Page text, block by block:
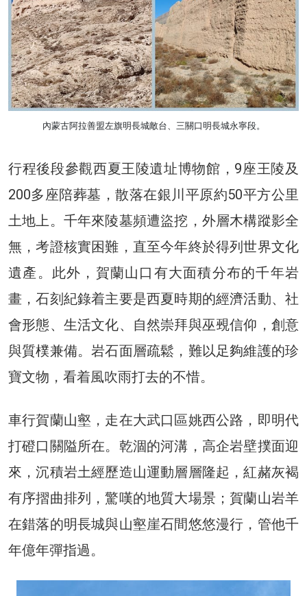
內蒙古阿拉善盟左旗明長城敵台、三關口明長城永寧段。
行程後段參觀西夏王陵遺址博物館，9座王陵及
200多座陪葬墓，散落在銀川平原約50平方公里
土地上。千年來陵墓頻遭盜挖，外層木構蹤影全
無，考證核實困難，直至今年終於得列世界文化
遺產。此外，賀蘭山口有大面積分布的千年岩
畫，石刻紀錄着主要是西夏時期的經濟活動、社
會形態、生活文化、自然崇拜與巫覡信仰，創意
與質樸兼備。岩石面層疏鬆，難以足夠維護的珍
寶文物，看着風吹雨打去的不惜。
車行賀蘭山壑，走在大武口區姚西公路，即明代
打磴口關隘所在。乾涸的河溝，高企岩壁撲面迎
來，沉積岩土經歷造山運動層層隆起，紅赭灰褐
有序摺曲排列，驚嘆的地質大場景；賀蘭山岩羊
在錯落的明長城與山壑崖石間悠悠漫行，管他千
年億年彈指過。